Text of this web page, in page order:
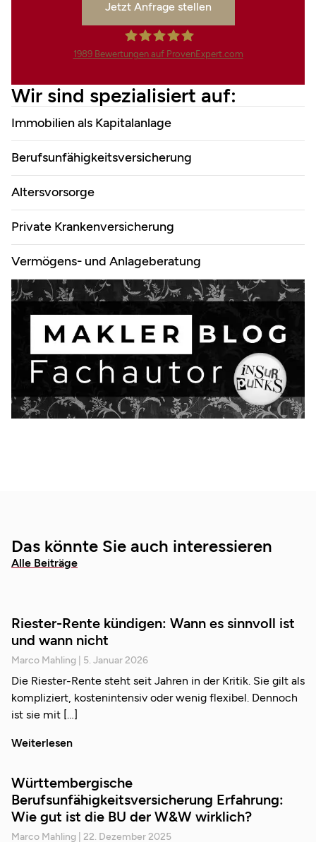
Jetzt Anfrage stellen
1989Bewertungen auf ProvenExpert.com
Wir sind spezialisiert auf:
Immobilien als Kapitalanlage
Berufsunfähigkeitsversicherung
Altersvorsorge
Private Krankenversicherung
Vermögens- und Anlageberatung
Das könnte Sie auch interessieren
Alle Beiträge
Riester-Rente kündigen: Wann es sinnvoll ist
und wann nicht
Marco Mahling 5. Januar 2026
Die Riester-Rente steht seit Jahren in der Kritik. Sie gilt als
kompliziert, kostenintensiv oder wenig flexibel. Dennoch
ist sie mit
Weiterlesen
Württembergische
Berufsunfähigkeitsversicherung Erfahrung:
Wie gut ist die BU der W&W wirklich?
Marco Mahling 22. Dezember 2025